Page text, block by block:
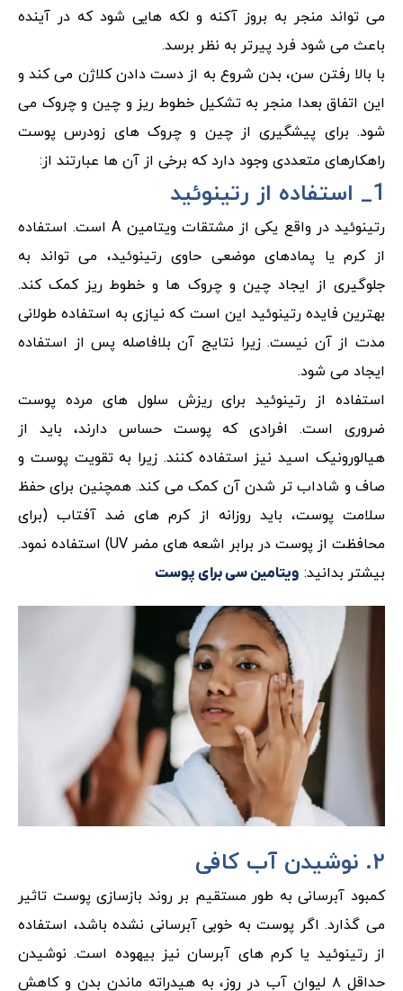
می ‌تواند منجر به بروز آکنه و لکه ‌هایی شود که در آینده
باعث می ‌شود فرد پیرتر به نظر برسد.
با بالا رفتن سن، بدن شروع به از دست دادن کلاژن می کند و
این اتفاق بعدا منجر به تشکیل خطوط ریز و چین و چروک می
شود. برای پیشگیری از چین و چروک های زودرس پوست
راهکارهای متعددی وجود دارد که برخی از آن ها عبارتند از:
1_ استفاده از رتینوئید
رتینوئید در واقع یکی از مشتقات ویتامین A است. استفاده
از کرم یا پمادهای موضعی حاوی رتینوئید، می تواند به
جلوگیری از ایجاد چین و چروک ها و خطوط ریز کمک کند.
بهترین فایده رتینوئید این است که نیازی به استفاده طولانی
مدت از آن نیست. زیرا نتایج آن بلافاصله پس از استفاده
ایجاد می شود.
استفاده از رتینوئید برای ریزش سلول های مرده پوست
ضروری است. افرادی که پوست حساس دارند، باید از
هیالورونیک اسید نیز استفاده کنند. زیرا به تقویت پوست و
صاف و شاداب تر شدن آن کمک می کند. همچنین برای حفظ
سلامت پوست، باید روزانه از کرم های ضد آفتاب (برای
محافظت از پوست در برابر اشعه های مضر UV) استفاده نمود.
بیشتر بدانید: ویتامین سی برای پوست
۲. نوشیدن آب کافی
کمبود آبرسانی به طور مستقیم بر روند بازسازی پوست تاثیر
می گذارد. اگر پوست به خوبی آبرسانی نشده باشد، استفاده
از رتینوئید یا کرم های آبرسان نیز بیهوده است. نوشیدن
حداقل ۸ لیوان آب در روز، به هیدراته ماندن بدن و کاهش